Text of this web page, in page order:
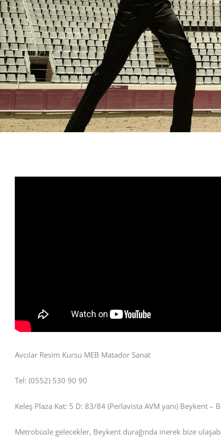
Avcılar Resim Kursu MEB Matador Sanat
Tel: (0552) 530 90 90
Keleş Plaza Kat: 5 D: 83/84 (Perlavista AVM yanı) Beykent –
Metrobüsle gelecekler, Beykent durağında inerek bize